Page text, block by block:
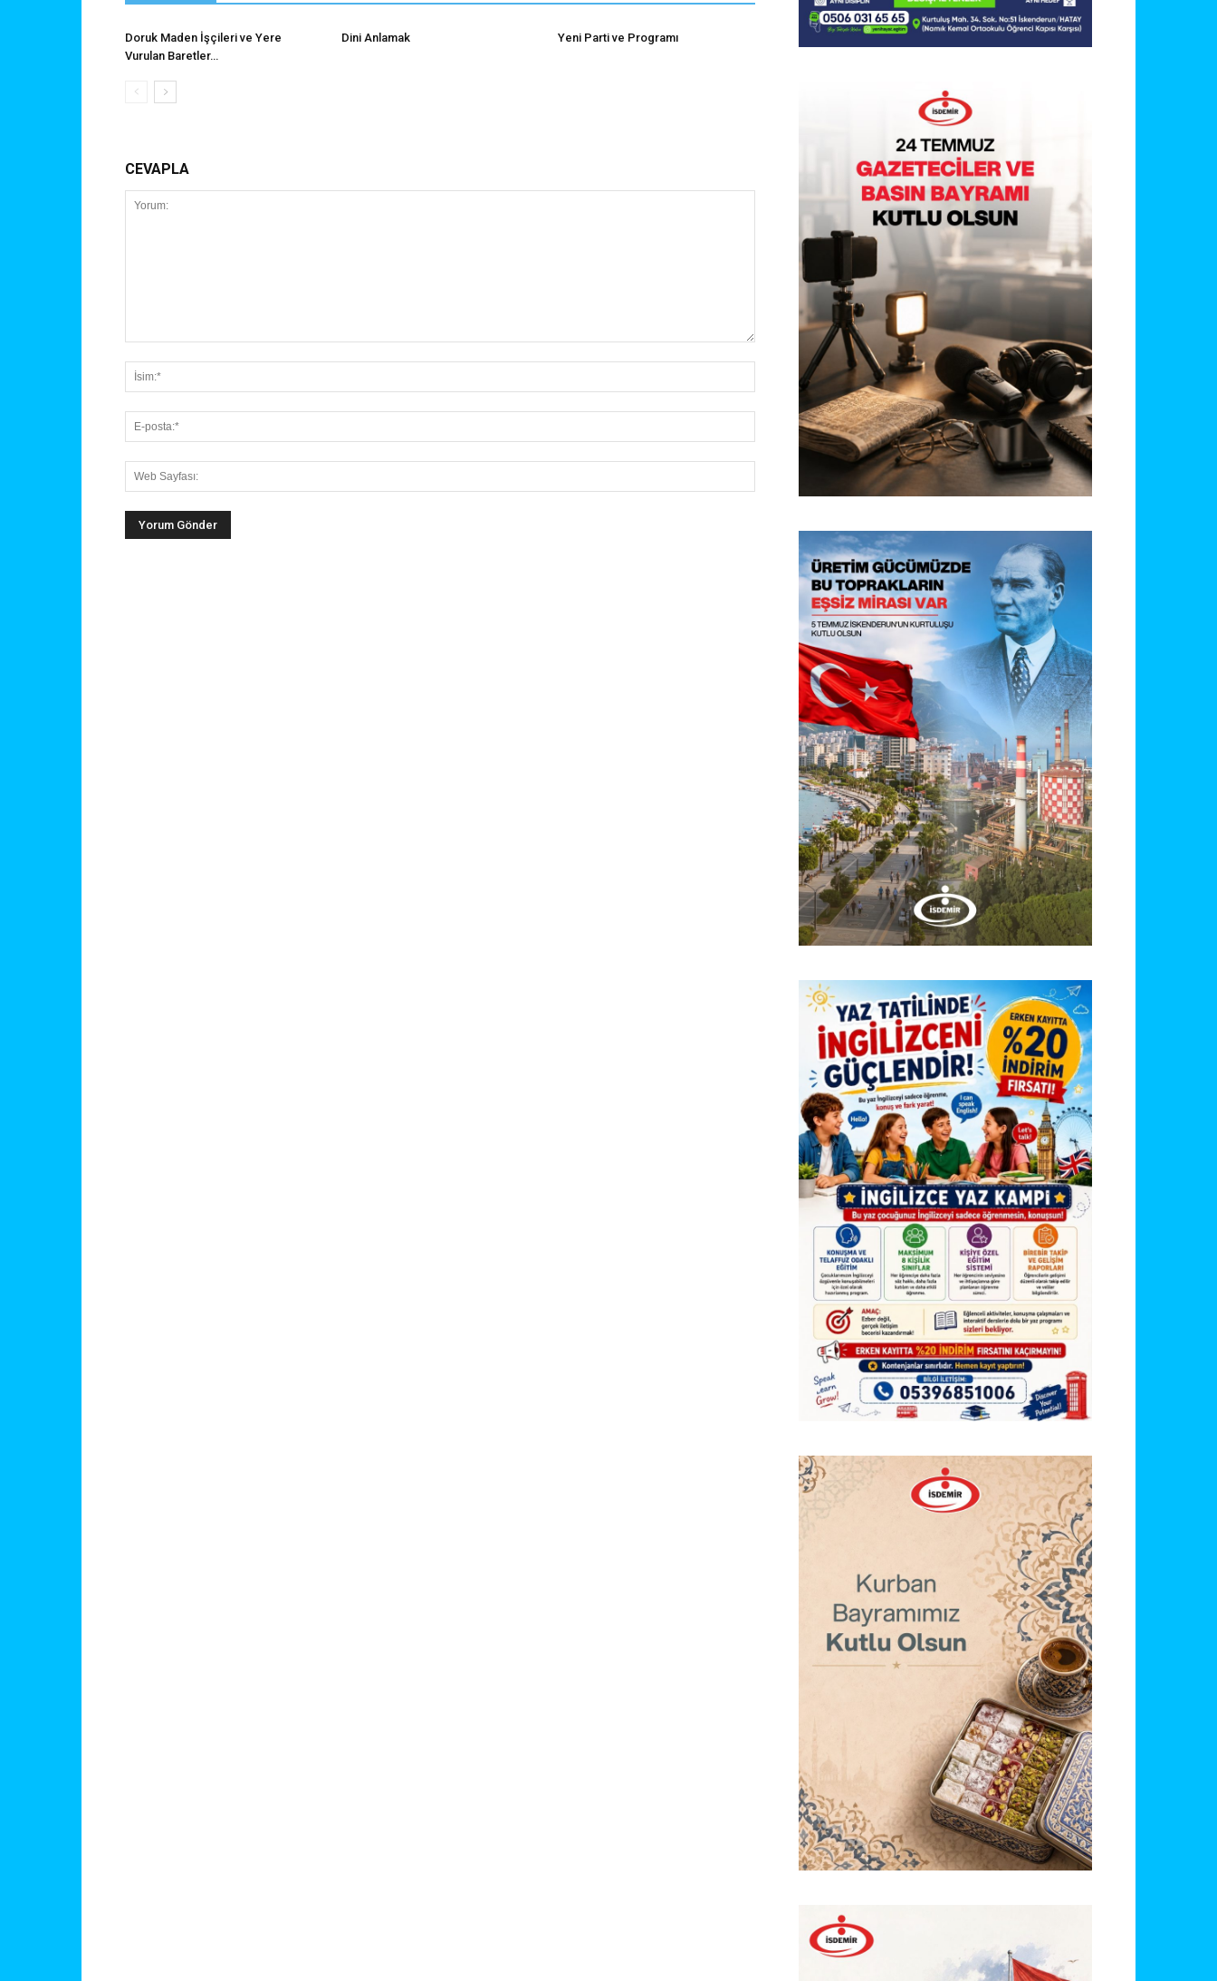
Doruk Maden İşçileri ve Yere
Vurulan Baretler…
Dini Anlamak Yeni Parti ve Programı
CEVAPLA